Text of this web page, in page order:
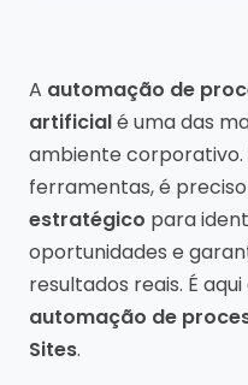
A automação de
artificialé uma das
ambiente corporativo.
ferramentas, é preciso
estratégico para
oportunidades e
resultados reais. É
automação de
Sites.